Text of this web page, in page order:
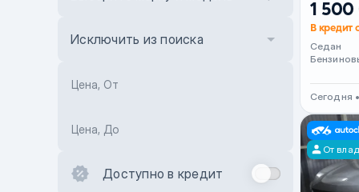
Исключить из поиска
Цена, От
Цена, До
Доступно в кредит
1
В кредит
Седан
Сегодня
От